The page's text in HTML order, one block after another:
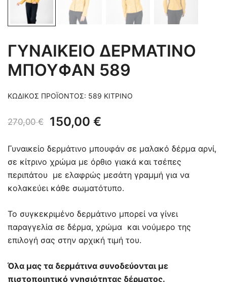
ΓΥΝΑΙΚΕΙΟ ΔΕΡΜΑΤΙΝΟ
ΜΠΟΥΦΑΝ 589
ΚΩΔΙΚΌΣ ΠΡΟΪΌΝΤΟΣ: 589 ΚΙΤΡΙΝΟ
270,00€
Original
price
was:
270,00 €.
150,00 €
τρέχουσα
τιμή
είναι:
Γυναικείο δερμάτινο μπουφάν σε μαλακό δέρμα αρνί,
σε κίτρινο χρώμα με όρθιο γιακά και τσέπες
περιπάτου με ελαφρώς μεσάτη γραμμή για να
κολακεύει κάθε σωματότυπο.
Το συγκεκριμένο δερμάτινο μπορεί να γίνει
παραγγελία σε δέρμα, χρώμα και νούμερο της
επιλογή σας στην αρχική τιμή του.
Όλα μας τα δερμάτινα συνοδεύονται με
πιστοποιητικό γνησιότητας δέρματος.